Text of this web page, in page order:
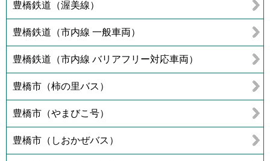
豊橋鉄道（渥美線）
豊橋鉄道（市内線 一般車両）
豊橋鉄道（市内線 バリアフリー対応車両）
豊橋市（柿の里バス）
豊橋市（やまびこ号）
豊橋市（しおかぜバス）